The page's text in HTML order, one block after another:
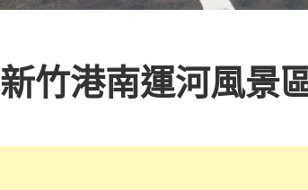
新竹港南運河風景